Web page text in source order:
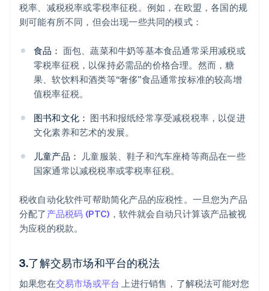
税率、减税税率或零税率征税。例如，在欧盟，各国的规
则可能有所不同，但会出现一些共同的模式：
食品： 面包、蔬菜和牛奶等基本食品通常采用减税或
零税率征税，以保持必需品的价格合理。然而，糖
果、软饮料和酒类等“奢侈”食品通常按标准的较高增
值税率征税。
图书和文化： 图书和报纸经常享受减税税率，以促进
文化素养和艺术的发展。
儿童产品： 儿童服装、鞋子和汽车座椅等商品在一些
国家通常以减税税率或零税率征税。
税收自动化软件可帮助简化产品的应税性。一旦您为产品
分配了 产品税码 (PTC) ，软件就会自动只计算该产品被视
为应税的税款。
3.了解交易市场和平台的税法
如果您在交易市场或平台 上进行销售，了解税法可能对您